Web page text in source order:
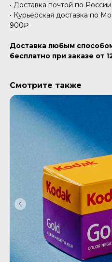
• Доставка почтой по
• Курьерская доставка по
900₽
Доставка любым
бесплатно при заказе от
Смотрите также